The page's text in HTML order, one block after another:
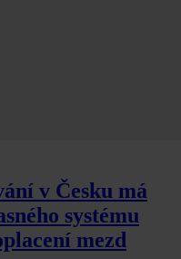
v Česku má
systému
mezd